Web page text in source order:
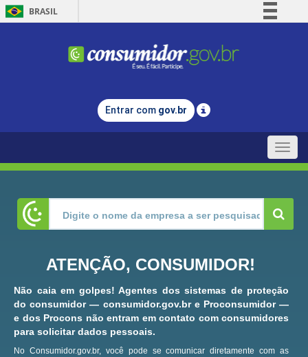
BRASIL
Comunica BR
Legislação
Entrar com gov.br
Toggle
ATENÇÃO, CONSUMIDOR!
Não caia em golpes! Agentes dos sistemas de proteção
do consumidor — consumidor.gov.br e Proconsumidor —
e dos Procons não entram em contato com consumidores
para solicitar dados pessoais.
No Consumidor.gov.br, você pode se comunicar diretamente com as